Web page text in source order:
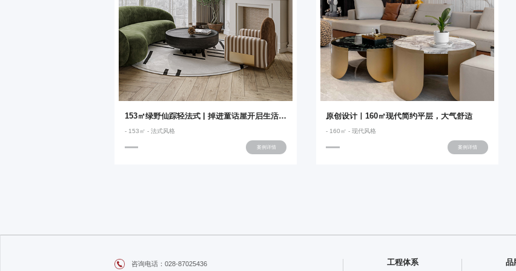
153㎡绿野仙踪轻法式 | 掉进童话屋开启生活冒险
- 153㎡ - 法式风格
案例详情
原创设计丨160㎡现代简约平层，大气舒适
- 160㎡ - 现代风格
案例详情
咨询电话：028-87025436 工程体系 品